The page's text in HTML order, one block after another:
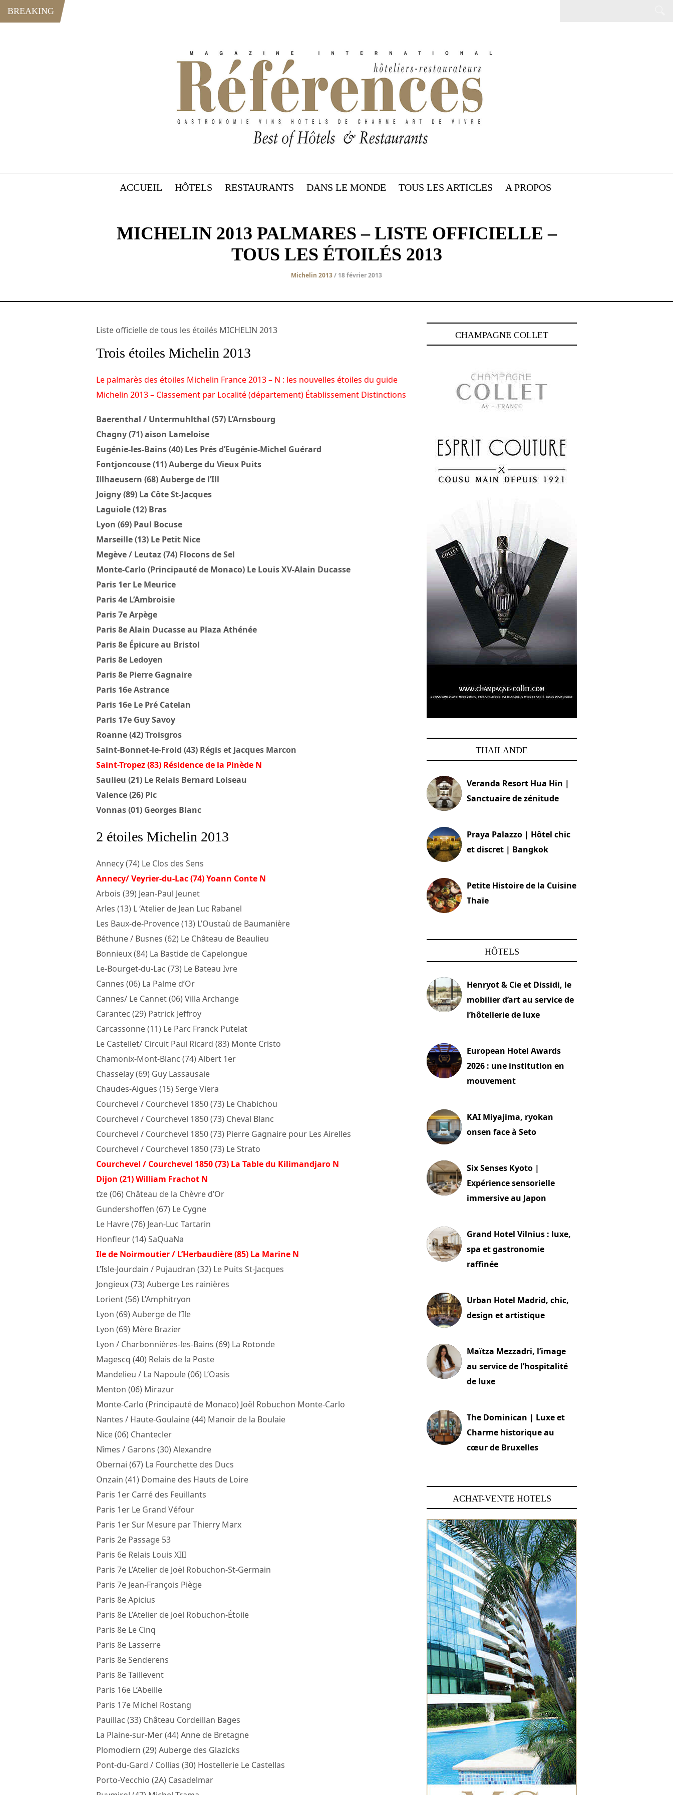
BREAKING
ACCUEIL HÔTELS RESTAURANTS DANS LE MONDE TOUS LES ARTICLES A PROPOS
MICHELIN 2013 PALMARES – LISTE OFFICIELLE –
TOUS LES ÉTOILÉS 2013
Michelin 2013/ 18 février 2013
Liste officielle de tous les étoilés MICHELIN 2013
Trois étoiles Michelin 2013
Le palmarès des étoiles Michelin France 2013 – N : les nouvelles étoiles du guide
Michelin 2013 – Classement par Localité (département) Établissement Distinctions
Baerenthal / Untermuhlthal (57) L’Arnsbourg
Chagny (71) aison Lameloise
Eugénie-les-Bains (40) Les Prés d’Eugénie-Michel Guérard
Fontjoncouse (11) Auberge du Vieux Puits
Illhaeusern (68) Auberge de l’Ill
Joigny (89) La Côte St-Jacques
Laguiole (12) Bras
Lyon (69) Paul Bocuse
Marseille (13) Le Petit Nice
Megève / Leutaz (74) Flocons de Sel
Monte-Carlo (Principauté de Monaco) Le Louis XV-Alain Ducasse
Paris 1er Le Meurice
Paris 4e L’Ambroisie
Paris 7e Arpège
Paris 8e Alain Ducasse au Plaza Athénée
Paris 8e Épicure au Bristol
Paris 8e Ledoyen
Paris 8e Pierre Gagnaire
Paris 16e Astrance
Paris 16e Le Pré Catelan
Paris 17e Guy Savoy
Roanne (42) Troisgros
Saint-Bonnet-le-Froid (43) Régis et Jacques Marcon
Saint-Tropez (83) Résidence de la Pinède N
Saulieu (21) Le Relais Bernard Loiseau
Valence (26) Pic
Vonnas (01) Georges Blanc
2 étoiles Michelin 2013
Annecy (74) Le Clos des Sens
Annecy/ Veyrier-du-Lac (74) Yoann Conte N
Arbois (39) Jean-Paul Jeunet
Arles (13) L ‘Atelier de Jean Luc Rabanel
Les Baux-de-Provence (13) L’Oustaù de Baumanière
Béthune / Busnes (62) Le Château de Beaulieu
Bonnieux (84) La Bastide de Capelongue
Le-Bourget-du-Lac (73) Le Bateau Ivre
Cannes (06) La Palme d’Or
Cannes/ Le Cannet (06) Villa Archange
Carantec (29) Patrick Jeffroy
Carcassonne (11) Le Parc Franck Putelat
Le Castellet/ Circuit Paul Ricard (83) Monte Cristo
Chamonix-Mont-Blanc (74) Albert 1er
Chasselay (69) Guy Lassausaie
Chaudes-Aigues (15) Serge Viera
Courchevel / Courchevel 1850 (73) Le Chabichou
Courchevel / Courchevel 1850 (73) Cheval Blanc
Courchevel / Courchevel 1850 (73) Pierre Gagnaire pour Les Airelles
Courchevel / Courchevel 1850 (73) Le Strato
Courchevel / Courchevel 1850 (73) La Table du Kilimandjaro N
Dijon (21) William Frachot N
ťze (06) Château de la Chèvre d’Or
Gundershoffen (67) Le Cygne
Le Havre (76) Jean-Luc Tartarin
Honfleur (14) SaQuaNa
Ile de Noirmoutier / L’Herbaudière (85) La Marine N
L’Isle-Jourdain / Pujaudran (32) Le Puits St-Jacques
Jongieux (73) Auberge Les rainières
Lorient (56) L’Amphitryon
Lyon (69) Auberge de l’Ile
Lyon (69) Mère Brazier
Lyon / Charbonnières-les-Bains (69) La Rotonde
Magescq (40) Relais de la Poste
Mandelieu / La Napoule (06) L’Oasis
Menton (06) Mirazur
Monte-Carlo (Principauté de Monaco) Joël Robuchon Monte-Carlo
Nantes / Haute-Goulaine (44) Manoir de la Boulaie
Nice (06) Chantecler
Nîmes / Garons (30) Alexandre
Obernai (67) La Fourchette des Ducs
Onzain (41) Domaine des Hauts de Loire
Paris 1er Carré des Feuillants
Paris 1er Le Grand Véfour
Paris 1er Sur Mesure par Thierry Marx
Paris 2e Passage 53
Paris 6e Relais Louis XIII
Paris 7e L’Atelier de Joël Robuchon-St-Germain
Paris 7e Jean-François Piège
Paris 8e Apicius
Paris 8e L’Atelier de Joël Robuchon-Étoile
Paris 8e Le Cinq
Paris 8e Lasserre
Paris 8e Senderens
Paris 8e Taillevent
Paris 16e L’Abeille
Paris 17e Michel Rostang
Pauillac (33) Château Cordeillan Bages
La Plaine-sur-Mer (44) Anne de Bretagne
Plomodiern (29) Auberge des Glazicks
Pont-du-Gard / Collias (30) Hostellerie Le Castellas
Porto-Vecchio (2A) Casadelmar
CHAMPAGNE COLLET
THAILANDE
Veranda Resort Hua Hin |
Sanctuaire de zénitude
Praya Palazzo | Hôtel chic
et discret | Bangkok
Petite Histoire de la Cuisine
Thaïe
HÔTELS
Henryot & Cie et Dissidi, le
mobilier d’art au service de
l’hôtellerie de luxe
European Hotel Awards
2026 : une institution en
mouvement
KAI Miyajima, ryokan
onsen face à Seto
Six Senses Kyoto |
Expérience sensorielle
immersive au Japon
Grand Hotel Vilnius : luxe,
spa et gastronomie
raffinée
Urban Hotel Madrid, chic,
design et artistique
Maïtza Mezzadri, l’image
au service de l’hospitalité
de luxe
The Dominican | Luxe et
Charme historique au
cœur de Bruxelles
ACHAT-VENTE HOTELS